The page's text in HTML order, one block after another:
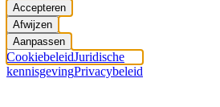
Accepteren
Afwijzen
Aanpassen
CookiebeleidJuridische
kennisgevingPrivacybeleid